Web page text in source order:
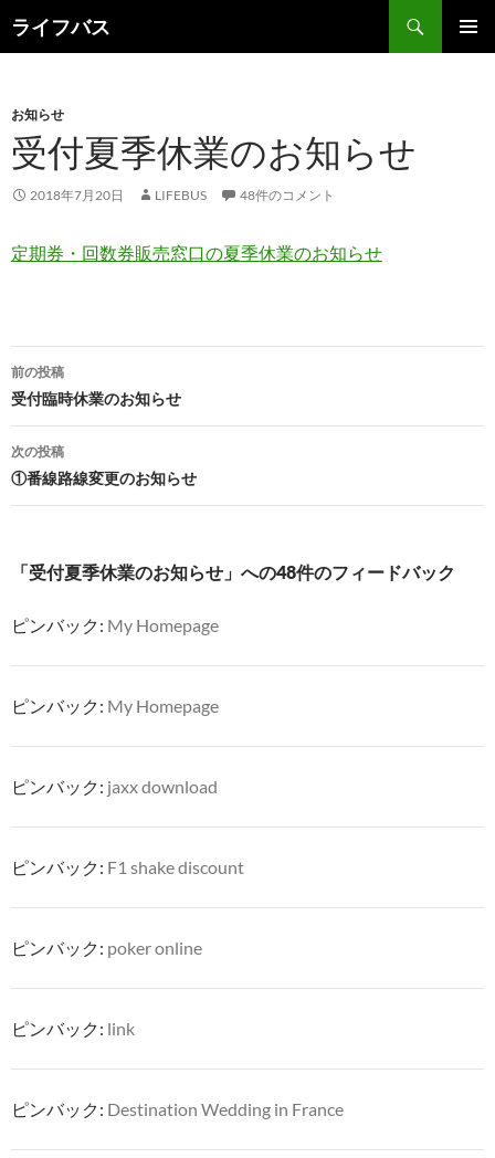
ライフバス
索
ン
ツ
へ
キ
プ
お知らせ
受付夏季休業のお知らせ
2018年7月20日 LIFEBUS 48件のコメント
定期券・回数券販売窓口の夏季休業のお知らせ
投
稿
ナ
ビ
ゲ
ー
ョ
ン
前の投稿
受付臨時休業のお知らせ
次の投稿
①番線路線変更のお知らせ
「受付夏季休業のお知らせ」への48件のフィードバック
ピンバック: My Homepage
ピンバック: My Homepage
ピンバック: jaxx download
ピンバック: F1 shake discount
ピンバック: poker online
ピンバック: link
ピンバック: Destination Wedding in France